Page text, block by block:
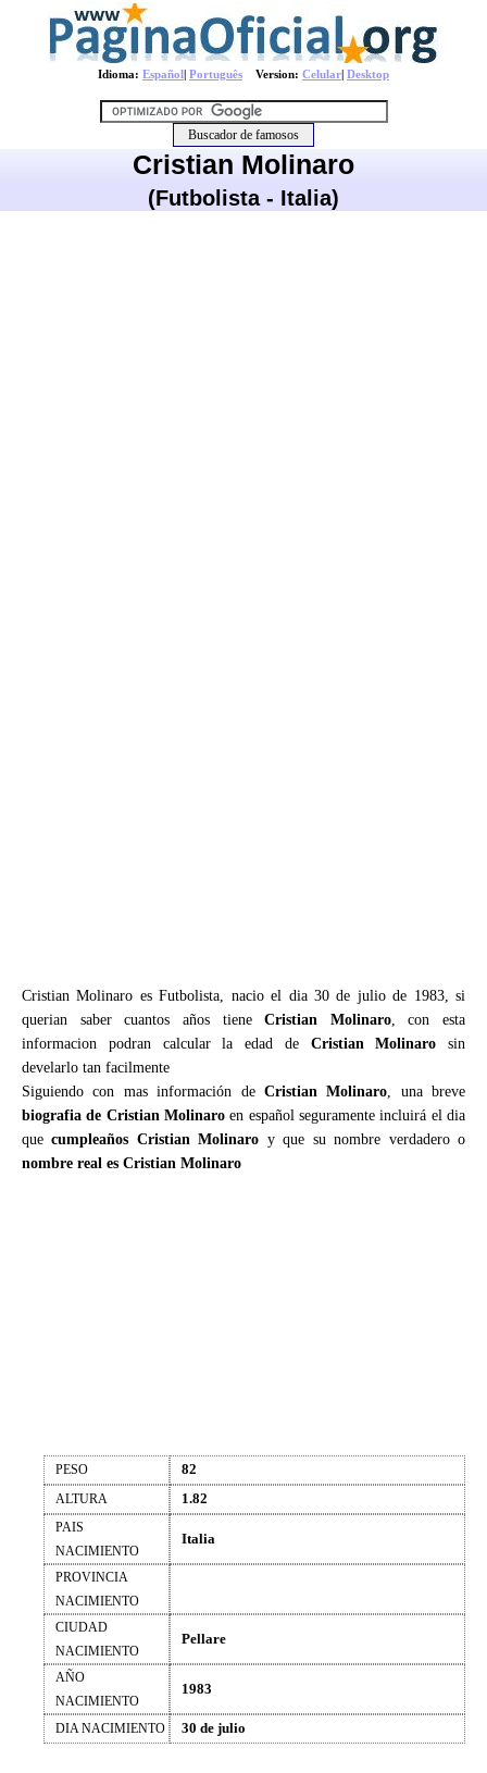
Idioma: Español| Português Version: Celular| Desktop
Cristian Molinaro
(Futbolista - Italia)
Cristian Molinaro es Futbolista, nacio el dia 30 de julio de 1983, si
querian saber cuantos años tieneCristian Molinaro, con esta
informacion podran calcular la edad de Cristian Molinaro sin
develarlo tan facilmente
Siguiendo con mas información de Cristian Molinaro, una breve
biografia de Cristian Molinaro en español seguramente incluirá el dia
quecumpleaños Cristian Molinaro y que su nombre verdadero o
nombre real es Cristian Molinaro
PESO 82
ALTURA 1.82
PAIS
NACIMIENTO
Italia
PROVINCIA
NACIMIENTO
CIUDAD
NACIMIENTO
Pellare
AÑO
NACIMIENTO
1983
DIA NACIMIENTO 30 de julio